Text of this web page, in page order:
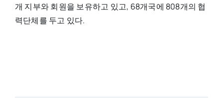
개 지부와 회원을 보유하고 있고, 68개국에 808개의 협
력단체를 두고 있다.